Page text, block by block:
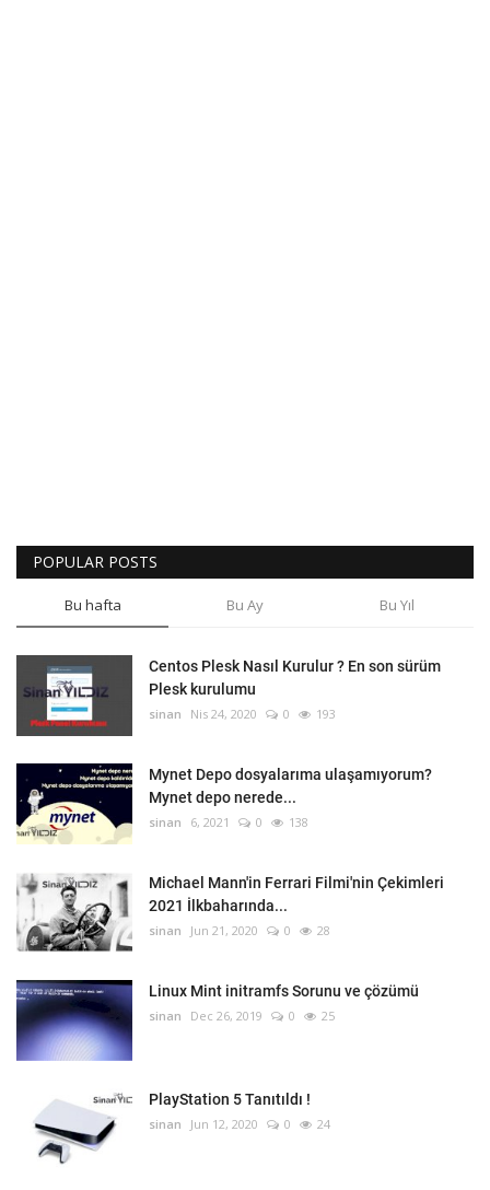
POPULAR POSTS
Bu hafta Bu Ay Bu Yıl
Centos Plesk Nasıl Kurulur ? En son sürüm
Plesk kurulumu
sinan Nis 24, 2020 0 193
Mynet Depo dosyalarıma ulaşamıyorum?
Mynet depo nerede...
sinan 6, 2021 0 138
Michael Mann'in Ferrari Filmi'nin Çekimleri
2021 İlkbaharında...
sinan Jun 21, 2020 0 28
Linux Mint initramfs Sorunu ve çözümü
sinan Dec 26, 2019 0 25
PlayStation 5 Tanıtıldı !
sinan Jun 12, 2020 0 24